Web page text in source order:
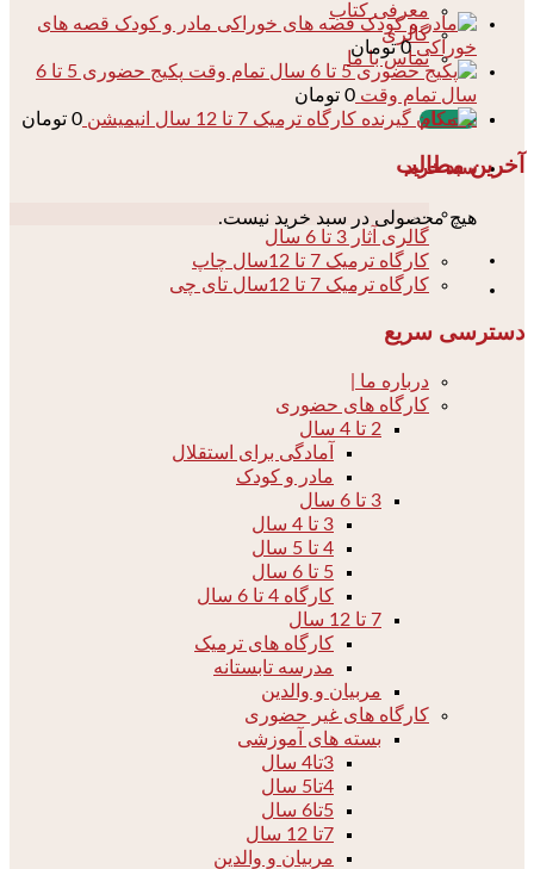
معرفی کتاب
گالری
تماس با ما
ثبت نام
سبد خرید
هیچ محصولی در سبد خرید نیست.
مادر و کودک قصه های
خوراکی 0 تومان
پکیج حضوری 5 تا 6
سال تمام وقت 0 تومان
کارگاه ترمیک 7 تا 12 سال انیمیشن
0 تومان
آخرین مطالب
04
گالری آثار 3 تا 6 سال
کارگاه ترمیک 7 تا 12سال چاپ
کارگاه ترمیک 7 تا 12سال تای چی
دسترسی سریع
درباره ما |
کارگاه های حضوری
2 تا 4 سال
آمادگی برای استقلال
مادر و کودک
3 تا 6 سال
3 تا 4 سال
4 تا 5 سال
5 تا 6 سال
کارگاه 4 تا 6 سال
7 تا 12 سال
کارگاه های ترمیک
مدرسه تابستانه
مربیان و والدین
کارگاه های غیر حضوری
بسته های آموزشی
3تا4 سال
4تا5 سال
5تا6 سال
7تا 12 سال
مربیان و والدین